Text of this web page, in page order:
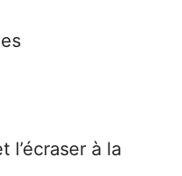
l’écraser à la